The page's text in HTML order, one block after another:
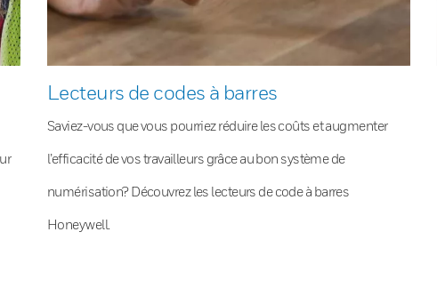
Lecteurs de codes à barres
Saviez-vous que vous pourriez réduire les coûts et augmenter
l’efficacité de vos travailleurs grâce au bon système de
numérisation? Découvrez les lecteurs de code à barres
Honeywell.